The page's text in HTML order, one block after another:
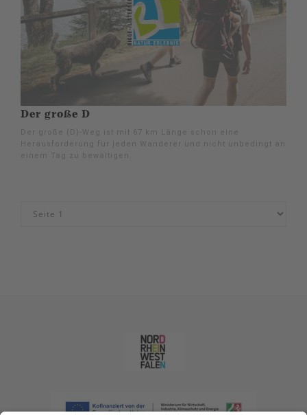
Der große D
Der große (D)-Weg ist mit 67 km Länge schon eine
Herausforderung für jeden Wanderer und nicht unbedingt an
einem Tag zu bewältigen.